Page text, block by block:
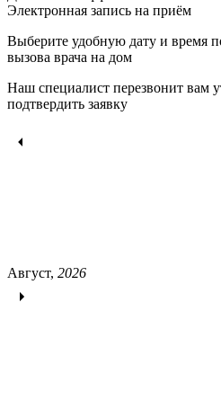
Электронная запись на приём
Выберите удобную дату и время
вызова врача на дом
Наш специалист перезвонит вам
подтвердить заявку
Август, 2026